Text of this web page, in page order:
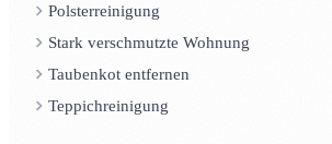
Polsterreinigung
Stark verschmutzte Wohnung
Taubenkot entfernen
Teppichreinigung